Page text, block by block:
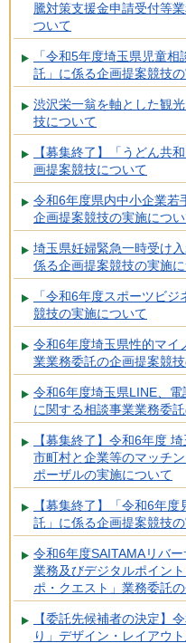
騰対策支援金申請受付等
ついて
「令和5年度埼玉県児童
託」に係る企画提案競技
渋沢栄一翁を軸とした観
技について
【募集終了】「うどん共
画提案競技について
令和6年度県内中小企業若
企画提案競技の実施につ
埼玉県妊婦緊急一時受け
係る企画提案競技の実施
「令和6年度スポーツビ
競技の実施について
令和6年度埼玉県性的マイ
業業務委託の企画提案競
令和6年度埼玉県LINE、
に関する相談事業業務委
【募集終了】令和6年度
市町村と企業等のマッチ
ポーザルの実施について
【募集終了】「令和6年
託」に係る企画提案競技
令和6年度SAITAMAリバ
業務及びデジタルポイン
ポ・クエスト」業務委託
【委託先候補者の決定】
り」デザイン・レイアウ